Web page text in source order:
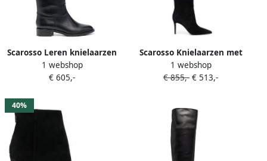
Scarosso Leren knielaarzen
Zwart
1 webshop
€ 605,-
Scarosso Knielaarzen met
puntige neus Zwart
1 webshop
€ 855,- € 513,-
40%